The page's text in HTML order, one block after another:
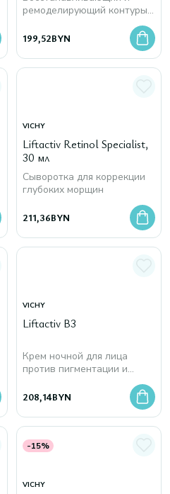
ремоделирующий контуры
Менопауза
199,52BYN
VICHY
Liftactiv Retinol Specialist,
30 мл
Сыворотка для коррекции
глубоких морщин
211,36BYN
VICHY
Liftactiv B3
Крем ночной для лица
против пигментации и
208,14BYN
-15%
VICHY